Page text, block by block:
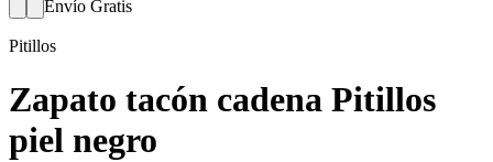
Envío Gratis
Pitillos
Zapato tacón cadena Pitillos
piel negro